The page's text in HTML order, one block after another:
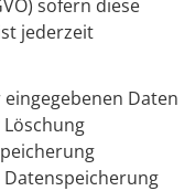
sofern diese
jederzeit
Daten